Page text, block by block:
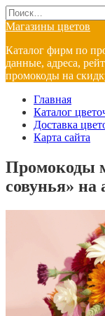
Перейти
к
содержанию
Search
for:
Магазины цветов
Каталог фирм по
данные, адреса,
промокоды на
Главная
Каталог
Доставка
Карта сайта
Промокоды
совунья» на